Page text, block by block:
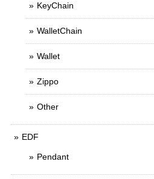
KeyChain
WalletChain
Wallet
Zippo
Other
EDF
Pendant